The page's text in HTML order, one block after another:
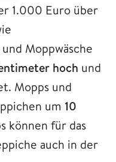
1.000 Euro über
Moppwäsche
hoch und
Mopps und
um 10
können für das
auch in der